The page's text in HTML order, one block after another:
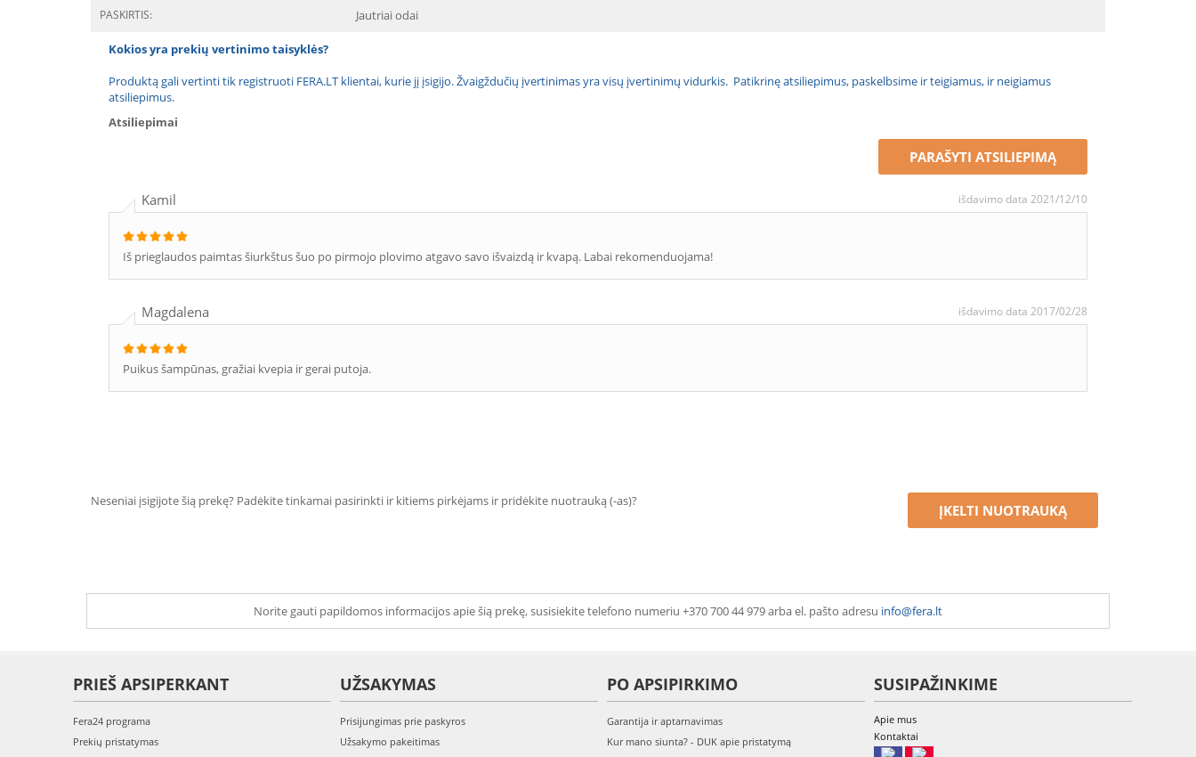
PASKIRTIS: Jautriai odai
Kokios yra prekių vertinimo taisyklės?
Produktą gali vertinti tik registruoti FERA.LT klientai, kurie jį įsigijo. Žvaigždučių įvertinimas yra visų įvertinimų vidurkis. Patikrinę atsiliepimus, paskelbsime ir teigiamus, ir neigiamus
atsiliepimus.
Atsiliepimai
PARAŠYTI ATSILIEPIMĄ
Kamil išdavimo data 2021/12/10
Iš prieglaudos paimtas šiurkštus šuo po pirmojo plovimo atgavo savo išvaizdą ir kvapą. Labai rekomenduojama!
Magdalena išdavimo data 2017/02/28
Puikus šampūnas, gražiai kvepia ir gerai putoja.
Neseniai įsigijote šią prekę? Padėkite tinkamai pasirinkti ir kitiems pirkėjams ir pridėkite nuotrauką (-as)?
ĮKELTI NUOTRAUKĄ
Norite gauti papildomos informacijos apie šią prekę, susisiekite telefono numeriu +370 700 44 979 arba el. pašto adresu info@fera.lt
PRIEŠ APSIPERKANT
Fera24 programa
Prekių pristatymas
UŽSAKYMAS
Prisijungimas prie paskyros
Užsakymo pakeitimas
PO APSIPIRKIMO
Garantija ir aptarnavimas
Kur mano siunta? - DUK apie pristatymą
SUSIPAŽINKIME
Apie mus
Kontaktai